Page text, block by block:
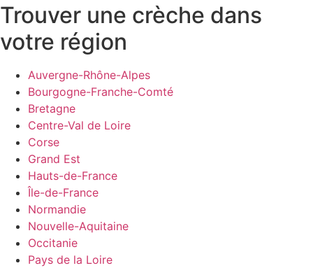
Trouver une crèche dans
votre région
Auvergne-Rhône-Alpes
Bourgogne-Franche-Comté
Bretagne
Centre-Val de Loire
Corse
Grand Est
Hauts-de-France
Île-de-France
Normandie
Nouvelle-Aquitaine
Occitanie
Pays de la Loire